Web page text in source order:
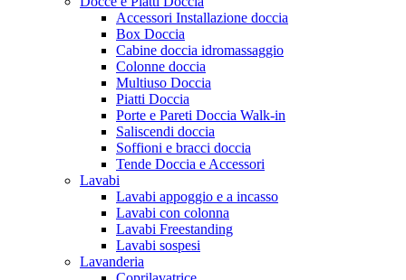
Accessori Installazione doccia
Box Doccia
Cabine doccia idromassaggio
Colonne doccia
Multiuso Doccia
Piatti Doccia
Porte e Pareti Doccia Walk-in
Saliscendi doccia
Soffioni e bracci doccia
Tende Doccia e Accessori
Lavabi
Lavabi appoggio e a incasso
Lavabi con colonna
Lavabi Freestanding
Lavabi sospesi
Lavanderia